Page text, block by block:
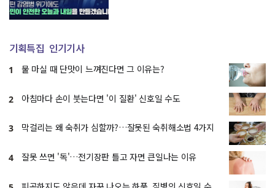
기획특집 인기기사
1 물 마실 때 단맛이 느껴진다면 그 이유는?
2 아침마다 손이 붓는다면 '이 질환' 신호일 수도
3 막걸리는 왜 숙취가 심할까?…잘못된 숙취해소법 4가지
4 잘못 쓰면 '독'…전기장판 틀고 자면 큰일나는 이유